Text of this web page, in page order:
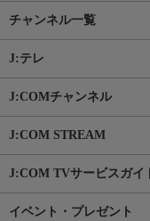
チャンネル一覧
J:テレ
J:COMチャンネル
J:COM STREAM
J:COM TVサービスガイ
イベント・プレゼント